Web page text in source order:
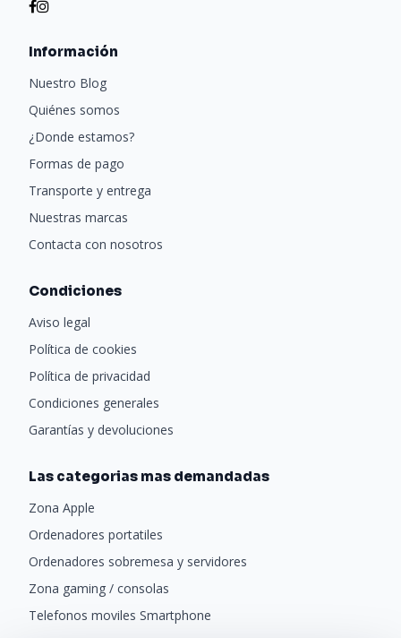
Información
Nuestro Blog
Quiénes somos
¿Donde estamos?
Formas de pago
Transporte y entrega
Nuestras marcas
Contacta con nosotros
Condiciones
Aviso legal
Política de cookies
Política de privacidad
Condiciones generales
Garantías y devoluciones
Las categorias mas demandadas
Zona Apple
Ordenadores portatiles
Ordenadores sobremesa y servidores
Zona gaming / consolas
Telefonos moviles Smartphone